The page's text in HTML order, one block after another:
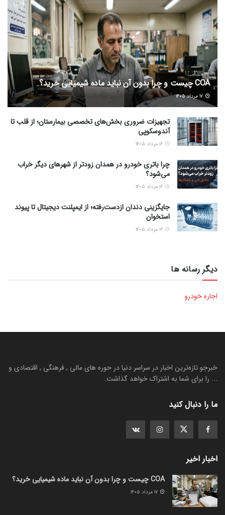
COA چیست و چرا بدون آن نباید ماده شیمیایی خرید؟
تجهیزات ضروری بخش‌های تخصصی بیمارستان؛ از قلب تا
آندوسکوپی
چرا باتری خودرو در همدان زودتر از شهرهای دیگر خراب
می‌شود؟
جایگزینی دندان ازدست‌رفته؛ از ایمپلنت دیجیتال تا پیوند
استخوان
دیگر رسانه ها
اجاره خودرو
خبرجو تازه‌ترین اخبار در سراسر دنیا در حوره های مالی , فرهنگی , اقتصادی و
... را برای شما به اشتراک خواهد گذاشت.
ما را دنبال کنید
اخبار اخیر
COA چیست و چرا بدون آن نباید ماده شیمیایی خرید؟